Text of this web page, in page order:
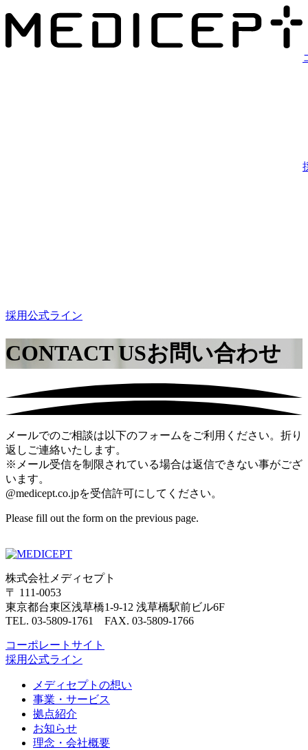
採用公式ライン
CONTACT USお問い合わせ
メールでのご相談は以下のフォームをご利用ください。折り
返しご連絡いたします。
※メール受信を制限されている場合は返信できない事がござ
います。
@medicept.co.jpを受信許可にしてください。
Please fill out the form on the previous page.
株式会社メディセプト
〒 111-0053
東京都台東区浅草橋1-9-12 浅草橋駅前ビル6F
TEL. 03-5809-1761 FAX. 03-5809-1766
コーポレートサイト
採用公式ライン
メディセプトの想い
事業・サービス
拠点紹介
お知らせ
理念・会社概要